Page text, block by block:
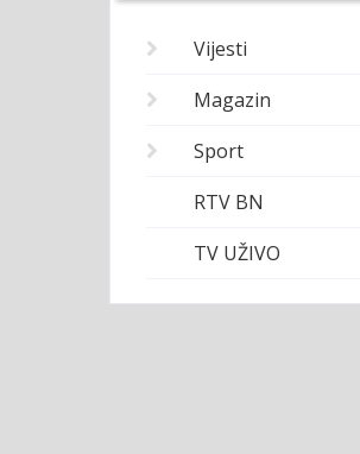
Vijesti
Magazin
Sport
RTV BN
TV UŽIVO